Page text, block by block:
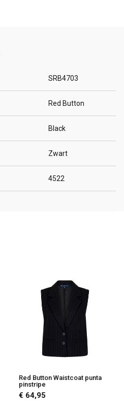
SRB4703
Red Button
Black
Zwart
4522
Red Button Waistcoat punta
pinstripe
€ 64,95